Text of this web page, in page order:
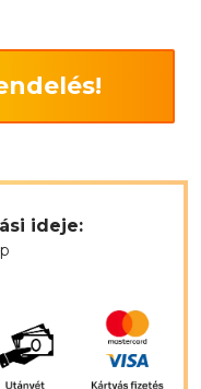
ideje: